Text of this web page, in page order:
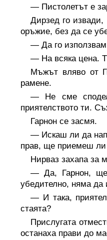
— Пистолетът е
Дирзед го
оръжие, без да се
— Да го
— На всяка цена.
Мъжът вляво от
рамене.
— Не сме
приятелството ти.
Гарнон се засмя.
— Искаш ли да
прав, ще приемеш ли
Нирваз захапа за
— Да, Гарнон, ще
убедително, няма да
— И така,
стаята?
Прислугата
останаха прави до